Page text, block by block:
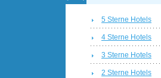
5 Sterne Hotels
4 Sterne Hotels
3 Sterne Hotels
2 Sterne Hotels